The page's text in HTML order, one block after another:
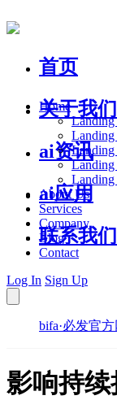
首页
关于我们
ai资讯
ai应用
联系我们
Home
Landing
Landing
Landing
Landing
Landing
About Us
Services
Company
Blog
Contact
Log In Sign Up
bifa·必发官
影响持